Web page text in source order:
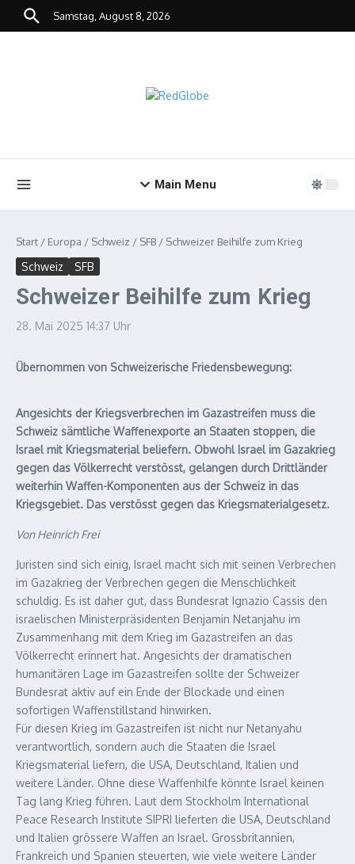
Zum Inhalt springen
Samstag, August 8, 2026
Main Menu
Start / Europa / Schweiz / SFB / Schweizer Beihilfe zum Krieg
Schweiz SFB
Schweizer Beihilfe zum Krieg
28. Mai 2025 14:37 Uhr
Übernommen von Schweizerische Friedensbewegung:
Angesichts der Kriegsverbrechen im Gazastreifen muss die
Schweiz sämtliche Waffenexporte an Staaten stoppen, die
Israel mit Kriegsmaterial beliefern. Obwohl Israel im Gazakrieg
gegen das Völkerrecht verstösst, gelangen durch Drittländer
weiterhin Waffen-Komponenten aus der Schweiz in das
Kriegsgebiet. Das verstösst gegen das Kriegsmaterialgesetz.
Von Heinrich Frei
Juristen sind sich einig, Israel macht sich mit seinen Verbrechen
im Gazakrieg der Verbrechen gegen die Menschlichkeit
schuldig. Es ist daher gut, dass Bundesrat Ignazio Cassis den
israelischen Ministerpräsidenten Benjamin Netanjahu im
Zusammenhang mit dem Krieg im Gazastreifen an das
Völkerrecht erinnert hat. Angesichts der dramatischen
humanitären Lage im Gazastreifen sollte der Schweizer
Bundesrat aktiv auf ein Ende der Blockade und einen
sofortigen Waffenstillstand hinwirken.
Für diesen Krieg im Gazastreifen ist nicht nur Netanyahu
verantwortlich, sondern auch die Staaten die Israel
Kriegsmaterial liefern, die USA, Deutschland, Italien und
weitere Länder. Ohne diese Waffenhilfe könnte Israel keinen
Tag lang Krieg führen. Laut dem Stockholm International
Peace Research Institute SIPRI lieferten die USA, Deutschland
und Italien grössere Waffen an Israel. Grossbritannien,
Frankreich und Spanien steuerten, wie viele weitere Länder